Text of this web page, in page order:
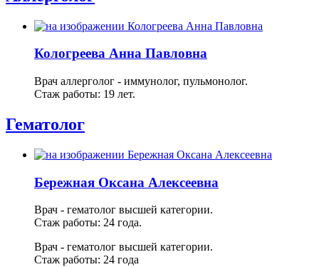
Кологреева Анна Павловна
Врач аллерголог - иммунолог, пульмонолог.
Стаж работы: 19 лет.
Гематолог
Бережная Оксана Алексеевна
Врач - гематолог высшей категории.
Стаж работы: 24 года.
Врач - гематолог высшей категории.
Стаж работы: 24 года